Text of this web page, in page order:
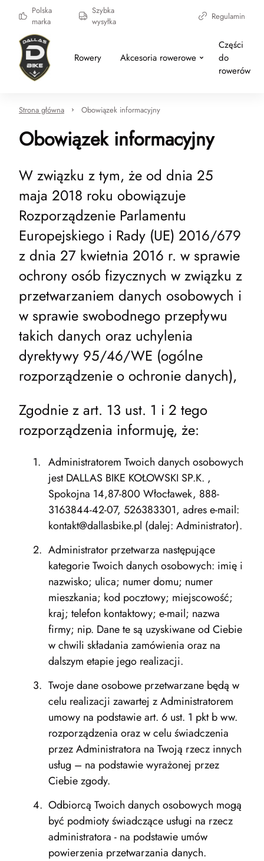
Polska
marka
Szybka
wysyłka
Regulamin
Rowery Akcesoria rowerowe
Części
do
rowerów
Strona główna Obowiązek informacyjny
Obowiązek informacyjny
W związku z tym, że od dnia 25
maja 2018 roku obowiązuje
Rozporządzenie Parlamentu
Europejskiego i Rady (UE) 2016/679
z dnia 27 kwietnia 2016 r. w sprawie
ochrony osób fizycznych w związku z
przetwarzaniem danych osobowych i
w sprawie swobodnego przepływu
takich danych oraz uchylenia
dyrektywy 95/46/WE (ogólne
rozporządzenie o ochronie danych),
Zgodnie z art. 13 ust. 1 i 2 tego
rozporządzenia informuję, że:
Administratorem Twoich danych osobowych
jest DALLAS BIKE KOŁOWSKI SP.K. ,
Spokojna 14,87-800 Włocławek, 888-
3163844-42-07, 526383301, adres e-mail:
kontakt@dallasbike.pl (dalej: Administrator).
Administrator przetwarza następujące
kategorie Twoich danych osobowych: imię i
nazwisko; ulica; numer domu; numer
mieszkania; kod pocztowy; miejscowość;
kraj; telefon kontaktowy; e-mail; nazwa
firmy; nip. Dane te są uzyskiwane od Ciebie
w chwili składania zamówienia oraz na
dalszym etapie jego realizacji.
Twoje dane osobowe przetwarzane będą w
celu realizacji zawartej z Administratorem
umowy na podstawie art. 6 ust. 1 pkt b ww.
rozporządzenia oraz w celu świadczenia
przez Administratora na Twoją rzecz innych
usług – na podstawie wyrażonej przez
Ciebie zgody.
Odbiorcą Twoich danych osobowych mogą
być podmioty świadczące usługi na rzecz
administratora - na podstawie umów
powierzenia przetwarzania danych.